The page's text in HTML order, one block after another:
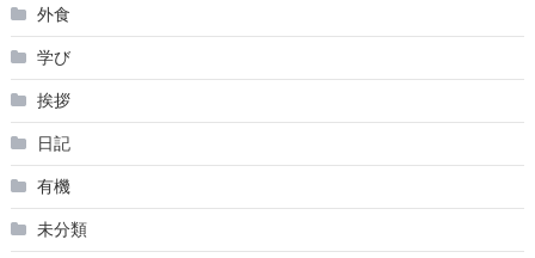
外食
学び
挨拶
日記
有機
未分類